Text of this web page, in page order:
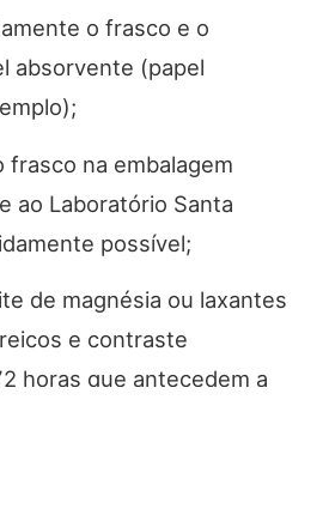
o frasco e o
absorvente (papel
frasco na embalagem
ao Laboratório Santa
possível;
de magnésia ou laxantes
e contraste
horas que antecedem a